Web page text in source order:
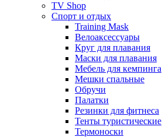
TV Shop
Спорт и отдых
Training Mask
Велоаксессуары
Круг для плавания
Маски для плавания
Мебель для кемпинга
Мешки спальные
Обручи
Палатки
Резинки для фитнеса
Тенты туристические
Термоноски